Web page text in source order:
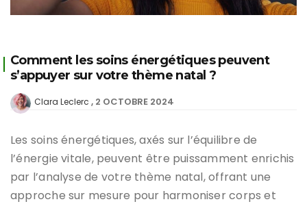
Comment les soins énergétiques peuvent
s’appuyer sur votre thème natal ?
Clara Leclerc 2 OCTOBRE 2024
Les soins énergétiques, axés sur l’équilibre de
l’énergie vitale, peuvent être puissamment enrichis
par l’analyse de votre thème natal, offrant une
approche sur mesure pour harmoniser corps et